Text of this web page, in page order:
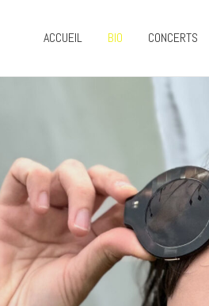
ACCUEIL BIO CONCERTS